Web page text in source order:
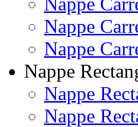
Nappe
Nappe
Nappe
Nappe
Nappe